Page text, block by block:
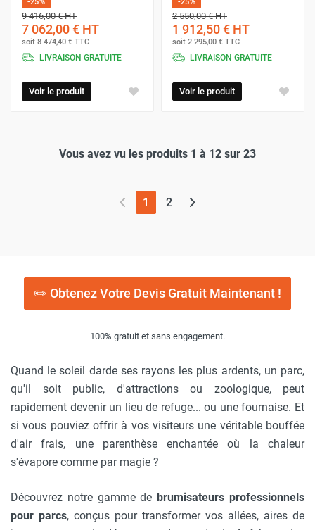
9 416,00 €HT
7 062,00 € HT
soit 8 474,40 € TTC
LIVRAISON GRATUITE
Voir le produit
2 550,00 €HT
1 912,50 € HT
soit 2 295,00 € TTC
LIVRAISON GRATUITE
Voir le produit
Vous avez vu les produits 1 à 12 sur 23
1 (page actuelle)
2
✏️ Obtenez Votre Devis Gratuit Maintenant !
100% gratuit et sans engagement.
Quand le soleil darde ses rayons les plus ardents, un parc,
qu'il soit public, d'attractions ou zoologique, peut
rapidement devenir un lieu de refuge... ou une fournaise. Et
si vous pouviez offrir à vos visiteurs une véritable bouffée
d'air frais, une parenthèse enchantée où la chaleur
s'évapore comme par magie ?
Découvrez notre gamme debrumisateurs professionnels
pour parcs, conçus pour transformer vos allées, aires de